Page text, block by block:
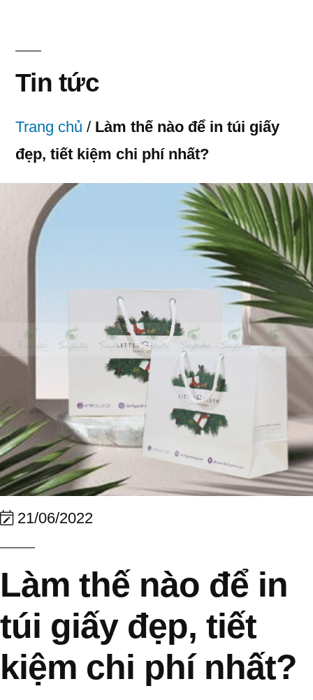
Tin tức
Trang chủ / Làm thế nào để in túi giấy
đẹp, tiết kiệm chi phí nhất?
21/06/2022
Làm thế nào để in
túi giấy đẹp, tiết
kiệm chi phí nhất?